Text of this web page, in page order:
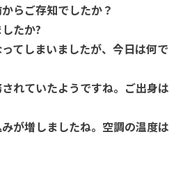
らご存知でしたか？
たか?
てしまいましたが、今日は何で
れていたようですね。ご出身は
が増しましたね。空調の温度は